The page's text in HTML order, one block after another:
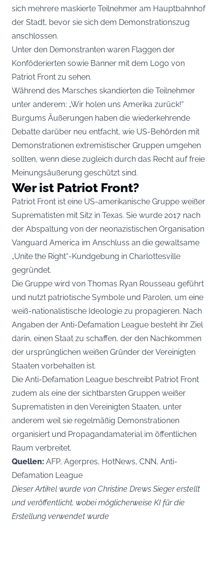
sich mehrere maskierte Teilnehmer am Hauptbahnhof
der Stadt, bevor sie sich dem Demonstrationszug
anschlossen.
Unter den Demonstranten waren Flaggen der
Konföderierten sowie Banner mit dem Logo von
Patriot Front zu sehen.
Während des Marsches skandierten die Teilnehmer
unter anderem: „Wir holen uns Amerika zurück!“
Burgums Äußerungen haben die wiederkehrende
Debatte darüber neu entfacht, wie US-Behörden mit
Demonstrationen extremistischer Gruppen umgehen
sollten, wenn diese zugleich durch das Recht auf freie
Meinungsäußerung geschützt sind.
Wer ist Patriot Front?
Patriot Front ist eine US-amerikanische Gruppe weißer
Suprematisten mit Sitz in Texas. Sie wurde 2017 nach
der Abspaltung von der neonazistischen Organisation
Vanguard America im Anschluss an die gewaltsame
„Unite the Right“-Kundgebung in Charlottesville
gegründet.
Die Gruppe wird von Thomas Ryan Rousseau geführt
und nutzt patriotische Symbole und Parolen, um eine
weiß-nationalistische Ideologie zu propagieren. Nach
Angaben der Anti-Defamation League besteht ihr Ziel
darin, einen Staat zu schaffen, der den Nachkommen
der ursprünglichen weißen Gründer der Vereinigten
Staaten vorbehalten ist.
Die Anti-Defamation League beschreibt Patriot Front
zudem als eine der sichtbarsten Gruppen weißer
Suprematisten in den Vereinigten Staaten, unter
anderem weil sie regelmäßig Demonstrationen
organisiert und Propagandamaterial im öffentlichen
Raum verbreitet.
Quellen: AFP, Agerpres, HotNews, CNN, Anti-
Defamation League
Dieser Artikel wurde von Christine Drews Sieger erstellt
und veröffentlicht, wobei möglicherweise KI für die
Erstellung verwendet wurde